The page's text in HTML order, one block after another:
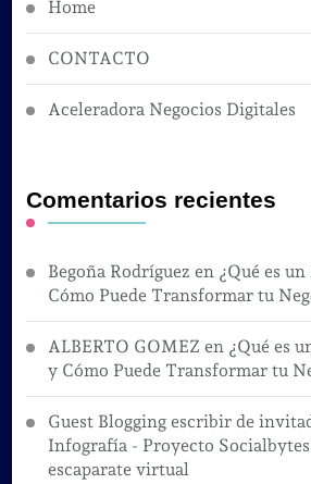
Home
CONTACTO
Aceleradora Negocios Digitales
Comentarios recientes
Begoña Rodríguez en ¿Qué es
Cómo Puede Transformar tu
ALBERTO GOMEZ en ¿Qué es
y Cómo Puede Transformar tu
Guest Blogging escribir de
Infografía - Proyecto Socialbytes
escaparate virtual